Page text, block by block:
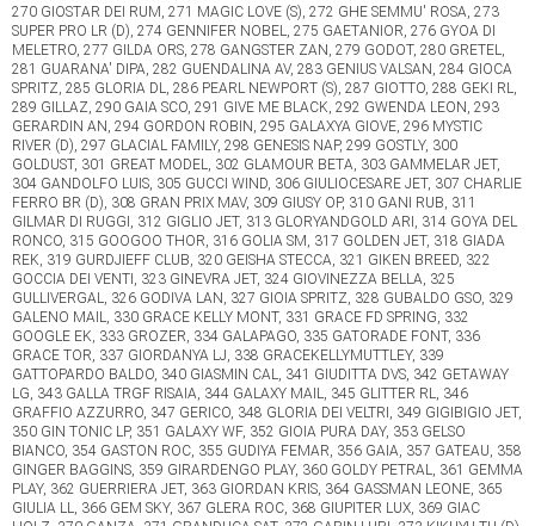
270 GIOSTAR DEI RUM, 271 MAGIC LOVE (S), 272 GHE SEMMU' ROSA, 273
SUPER PRO LR (D), 274 GENNIFER NOBEL, 275 GAETANIOR, 276 GYOA DI
MELETRO, 277 GILDA ORS, 278 GANGSTER ZAN, 279 GODOT, 280 GRETEL,
281 GUARANA' DIPA, 282 GUENDALINA AV, 283 GENIUS VALSAN, 284 GIOCA
SPRITZ, 285 GLORIA DL, 286 PEARL NEWPORT (S), 287 GIOTTO, 288 GEKI RL,
289 GILLAZ, 290 GAIA SCO, 291 GIVE ME BLACK, 292 GWENDA LEON, 293
GERARDIN AN, 294 GORDON ROBIN, 295 GALAXYA GIOVE, 296 MYSTIC
RIVER (D), 297 GLACIAL FAMILY, 298 GENESIS NAP, 299 GOSTLY, 300
GOLDUST, 301 GREAT MODEL, 302 GLAMOUR BETA, 303 GAMMELAR JET,
304 GANDOLFO LUIS, 305 GUCCI WIND, 306 GIULIOCESARE JET, 307 CHARLIE
FERRO BR (D), 308 GRAN PRIX MAV, 309 GIUSY OP, 310 GANI RUB, 311
GILMAR DI RUGGI, 312 GIGLIO JET, 313 GLORYANDGOLD ARI, 314 GOYA DEL
RONCO, 315 GOOGOO THOR, 316 GOLIA SM, 317 GOLDEN JET, 318 GIADA
REK, 319 GURDJIEFF CLUB, 320 GEISHA STECCA, 321 GIKEN BREED, 322
GOCCIA DEI VENTI, 323 GINEVRA JET, 324 GIOVINEZZA BELLA, 325
GULLIVERGAL, 326 GODIVA LAN, 327 GIOIA SPRITZ, 328 GUBALDO GSO, 329
GALENO MAIL, 330 GRACE KELLY MONT, 331 GRACE FD SPRING, 332
GOOGLE EK, 333 GROZER, 334 GALAPAGO, 335 GATORADE FONT, 336
GRACE TOR, 337 GIORDANYA LJ, 338 GRACEKELLYMUTTLEY, 339
GATTOPARDO BALDO, 340 GIASMIN CAL, 341 GIUDITTA DVS, 342 GETAWAY
LG, 343 GALLA TRGF RISAIA, 344 GALAXY MAIL, 345 GLITTER RL, 346
GRAFFIO AZZURRO, 347 GERICO, 348 GLORIA DEI VELTRI, 349 GIGIBIGIO JET,
350 GIN TONIC LP, 351 GALAXY WF, 352 GIOIA PURA DAY, 353 GELSO
BIANCO, 354 GASTON ROC, 355 GUDIYA FEMAR, 356 GAIA, 357 GATEAU, 358
GINGER BAGGINS, 359 GIRARDENGO PLAY, 360 GOLDY PETRAL, 361 GEMMA
PLAY, 362 GUERRIERA JET, 363 GIORDAN KRIS, 364 GASSMAN LEONE, 365
GIULIA LL, 366 GEM SKY, 367 GLERA ROC, 368 GIUPITER LUX, 369 GIAC